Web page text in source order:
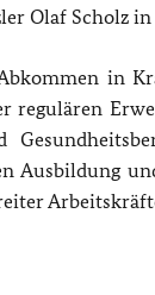
Olaf Scholz
Abkommen in
regulären
Ausbildung